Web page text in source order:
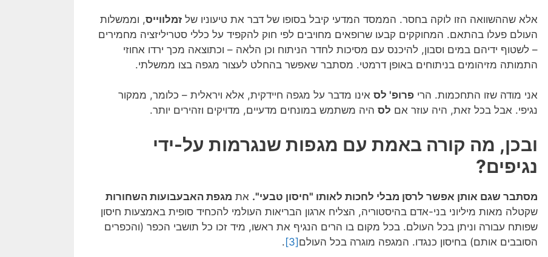
אלא שההשוואה הזו לוקה בחסר. הממסד המדעי קיבל בסופו של דבר את טיעוניו של זמלווייס, וממשלות
העולם פעלו בהתאם. המחוקקים קבעו שרופאים מחויבים לפי חוק להקפיד על כללי סטריליזציה מחמירים
– לשטוף ידיהם במים וסבון, להיכנס עם מסיכות לחדר הניתוח וכן הלאה – וכתוצאה מכך ירדו אחוזי
התמותה מזיהומים בניתוחים באופן דרמטי. מסתבר שאפשר בהחלט לעצור מגפה בצו ממשלתי.
אני מודה שזו התחכמות. הרי פרופ' לס אינו מדבר על מגפה חיידקית, אלא ויראלית – כלומר, ממקור
נגיפי. אבל בכל זאת, היה עוזר אם לס היה משתמש במונחים מדעיים, מדויקים וזהירים יותר.
ובכן, מה קורה באמת עם מגפות שנגרמות על-ידי
נגיפים?
מסתבר שגם אותן אפשר לרסן מבלי לחכות לאותו "חיסון טבעי". את מגפת האבעבועות השחורות
שקטלה מאות מיליוני בני-אדם בהיסטוריה, הצליח ארגון הבריאות העולמי להכחיד סופית באמצעות חיסון
שפותח עבורה וניתן בכל העולם. בכל מקום בו הרים הנגיף את ראשו, מיד זכו כל תושבי הכפר (והכפרים
הסובבים אותם) בחיסון כנגדו. המגפה מוגרה בכל העולם[3]
.